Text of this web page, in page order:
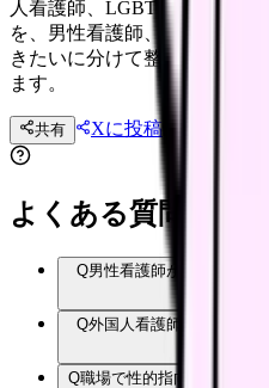
人看護師、LGBTQ、海外就
を、男性看護師、外国人看護
きたいに分けて整理。制度、
ます。
共有 Xに投稿
よくある質問
Q男性看護師が職場で少数
Q外国人看護師が日本で看
Q職場で性的指向や性自認